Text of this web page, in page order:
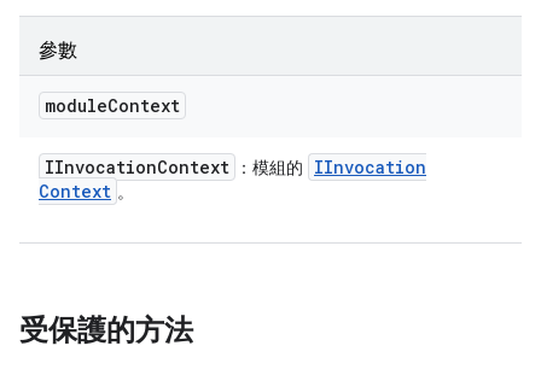
參數
moduleContext
IInvocationContext ：模組的
IInvocation
Context 。
受保護的方法